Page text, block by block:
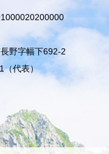
野字幅下692-2
（代表）